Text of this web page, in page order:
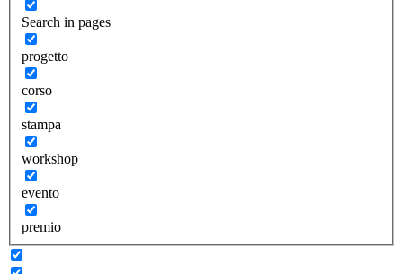
Search in pages
progetto
corso
stampa
workshop
evento
premio